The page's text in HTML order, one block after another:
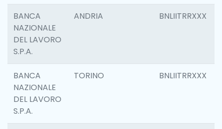
BANCA
NAZIONALE
DEL LAVORO
S.P.A.
ANDRIA BNLIITRRXXX
BANCA
NAZIONALE
DEL LAVORO
S.P.A.
TORINO BNLIITRRXXX